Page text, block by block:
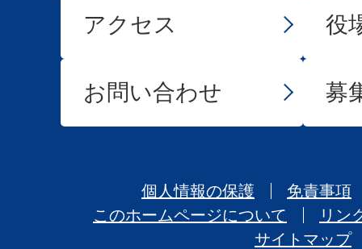
アクセス 役
お問い合わせ 募
個人情報の保護
免責事項
このホームページについて
リン
サイトマップ